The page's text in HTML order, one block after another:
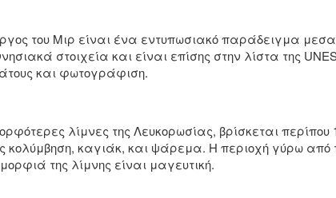
του Μιρ είναι ένα εντυπωσιακό παράδειγμα
στοιχεία και είναι επίσης στην λίστα της
και φωτογράφιση.
λίμνες της Λευκορωσίας, βρίσκεται περίπου
κολύμβηση, καγιάκ, και ψάρεμα. Η περιοχή γύρω
της λίμνης είναι μαγευτική.